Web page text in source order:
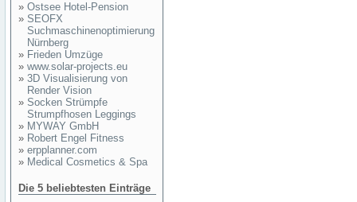
» Ostsee Hotel-Pension
» SEOFX
Suchmaschinenoptimierung
Nürnberg
» Frieden Umzüge
» www.solar-projects.eu
» 3D Visualisierung von
Render Vision
» Socken Strümpfe
Strumpfhosen Leggings
» MYWAY GmbH
» Robert Engel Fitness
» erpplanner.com
» Medical Cosmetics & Spa
Die 5 beliebtesten Einträge